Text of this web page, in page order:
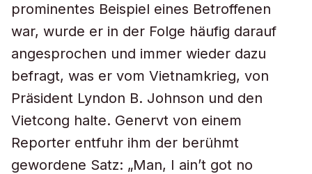
prominentes Beispiel eines Betroffenen
war, wurde er in der Folge häufig darauf
angesprochen und immer wieder dazu
befragt, was er vom Vietnamkrieg, von
Präsident Lyndon B. Johnson und den
Vietcong halte. Genervt von einem
Reporter entfuhr ihm der berühmt
gewordene Satz: „Man, I ain’t got no